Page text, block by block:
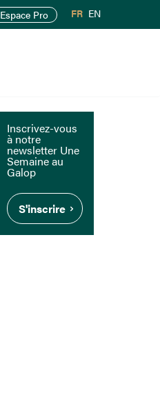
Espace Pro FR EN
Inscrivez-vous
à notre
newsletter Une
Semaine au
Galop
S'inscrire